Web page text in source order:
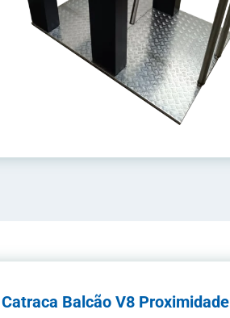
Catraca Balcão V8 Proximidade